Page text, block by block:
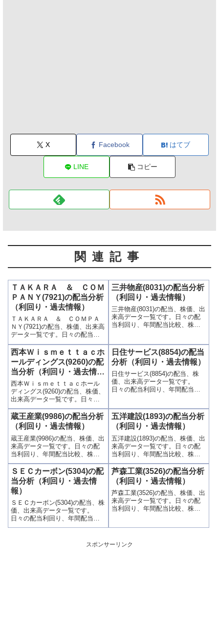
X Facebook はてブ
LINE コピー
関連記事
ＴＡＫＡＲＡ ＆ ＣＯＭ
ＰＡＮＹ(7921)の配当分析
（利回り・過去情報）
ＴＡＫＡＲＡ ＆ ＣＯＭＰＡ
ＮＹ(7921)の配当、株価、出来高
データ一覧です。日々の配当利
回り、年間配当比較、株価や出
来高との関連、高額配当目的の
買い時チャンスなど、表とグラ
フでわかりやすく掲載、配当利
回りランキングも参考に！
三井物産(8031)の配当分析
（利回り・過去情報）
三井物産(8031)の配当、株価、出
来高データ一覧です。日々の配
当利回り、年間配当比較、株価
グラフでわかりやすく掲載、配
当利回りランキングも参考に！
西本Ｗｉｓｍｅｔｔａｃホ
ールディングス(9260)の配
当分析（利回り・過去情
報）
西本Ｗｉｓｍｅｔｔａｃホール
ディングス(9260)の配当、株価、
出来高データ一覧です。日々の
配当利回り、年間配当比較、株
価や出来高との関連、高額配当
目的の買い時チャンスなど、表
とグラフでわかりやすく掲載、
配当利回りランキングも参考
に！
日住サービス(8854)の配当
分析（利回り・過去情報）
日住サービス(8854)の配当、株
価、出来高データ一覧です。
日々の配当利回り、年間配当比
ど、表とグラフでわかりやすく
掲載、配当利回りランキングも
参考に！
蔵王産業(9986)の配当分析
（利回り・過去情報）
蔵王産業(9986)の配当、株価、出
来高データ一覧です。日々の配
当利回り、年間配当比較、株価
や出来高との関連、高額配当目
的の買い時チャンスなど、表と
グラフでわかりやすく掲載、配
当利回りランキングも参考に！
五洋建設(1893)の配当分析
（利回り・過去情報）
五洋建設(1893)の配当、株価、出
来高データ一覧です。日々の配
当利回り、年間配当比較、株価
や出来高との関連、高額配当目
的の買い時チャンスなど、表と
グラフでわかりやすく掲載、配
当利回りランキングも参考に！
ＳＥＣカーボン(5304)の配
当分析（利回り・過去情
報）
ＳＥＣカーボン(5304)の配当、株
価、出来高データ一覧です。
日々の配当利回り、年間配当比
較、株価や出来高との関連、高
ど、表とグラフでわかりやすく
掲載、配当利回りランキングも
芦森工業(3526)の配当分析
（利回り・過去情報）
芦森工業(3526)の配当、株価、出
来高データ一覧です。日々の配
当利回り、年間配当比較、株価
スポンサーリンク